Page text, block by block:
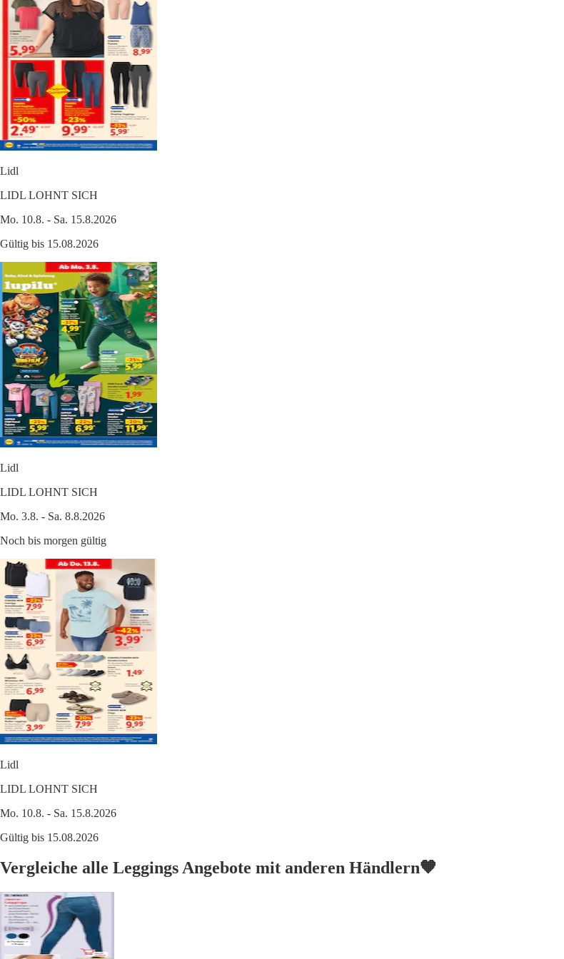
Lidl
LIDL LOHNT SICH
Mo. 10.8. - Sa. 15.8.2026
Gültig bis 15.08.2026
Lidl
LIDL LOHNT SICH
Mo. 3.8. - Sa. 8.8.2026
Noch bis morgen gültig
Lidl
LIDL LOHNT SICH
Mo. 10.8. - Sa. 15.8.2026
Gültig bis 15.08.2026
Vergleiche alle Leggings Angebote mit anderen Händlern🧡